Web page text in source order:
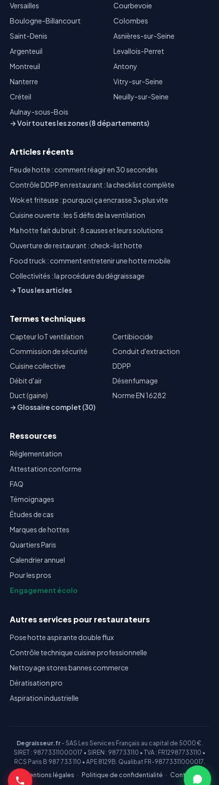
Versailles
Boulogne-Billancourt
Saint-Denis
Argenteuil
Montreuil
Nanterre
Créteil
Aulnay-sous-Bois
Courbevoie
Colombes
Asnières-sur-Seine
Levallois-Perret
Antony
Vitry-sur-Seine
Neuilly-sur-Seine
→ Voir toutes les zones (8 départements)
Articles récents
Feu de hotte : comment réagir en 30 secondes
Contrôle DDPP en restaurant : la checklist complète
Wok et friteuse : pourquoi ça encrasse 3x plus vite
Cuisine ouverte : les 5 défis de la ventilation
Ma hotte fait du bruit : 8 causes et leurs solutions
Ouverture de restaurant : check-list hotte
Food truck : comment entretenir une hotte mobile
Collectivités : la procédure du dégraissage
→ Tous les articles
Termes techniques
Capteur IoT ventilation
Certibiocide
Commission de sécurité
Conduit d'extraction
Cuisine collective
DDPP
Débit d'air
Désenfumage
Duct (gaine)
Norme EN 16282
→ Glossaire complet (30)
Ressources
Réglementation
Attestation conforme
FAQ
Témoignages
Études de cas
Marques de hottes
Quartiers Paris
Calendrier annuel
Pour les pros
Engagement écolo
Autres services pour restaurateurs
Pose hotte aspirante double flux
Contrôle technique cuisine professionnelle
Nettoyage stores bannes commerce
Dératisation pro
Aspiration industrielle
Degraisseur.fr- SAS Les Services Français au capital de 5000 €.
SIRET : 98773311000017 • SIREN : 987733110 • TVA : FR12987733110 •
RCS Paris B 987 733 110 • APE 8129B. Qualibat FR-98773311000017.
Mentions légales · Politique de confidentialité · Contact